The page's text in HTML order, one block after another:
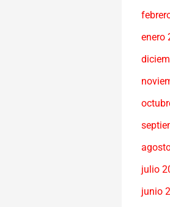
enero
julio
junio